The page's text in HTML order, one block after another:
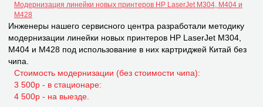
Модернизация линейки новых принтеров НР LaserJet M304, M404 и
M428
Инженеры нашего сервисного центра разработали методику
модернизации линейки новых принтеров НР LaserJet M304,
M404 и M428 под использование в них картриджей Китай без
чипа.
Стоимость модернизации (без стоимости чипа):
3 500р - в стационаре:
4 500р - на выезде.